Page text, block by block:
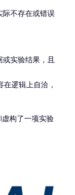
际不存在或错误
或实验结果，且
在逻辑上自洽，
虚构了一项实验